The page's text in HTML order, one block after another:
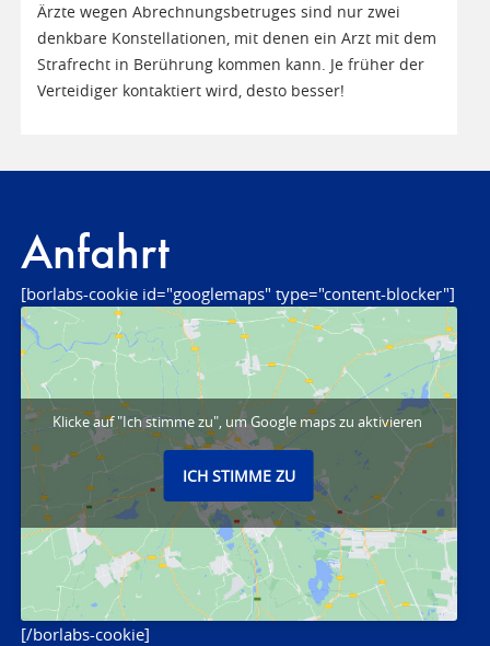
Ärzte wegen Abrechnungsbetruges sind nur zwei
denkbare Konstellationen, mit denen ein Arzt mit dem
Strafrecht in Berührung kommen kann. Je früher der
Verteidiger kontaktiert wird, desto besser!
Anfahrt
[borlabs-cookie id="googlemaps" type="content-blocker"]
Klicke auf "Ich stimme zu", um Google maps zu aktivieren
ICH STIMME ZU
[/borlabs-cookie]